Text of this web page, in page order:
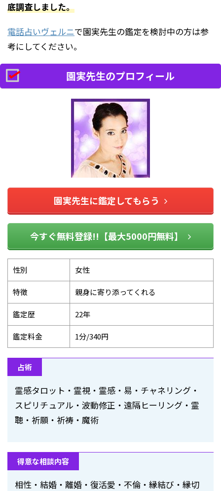
底調査しました。
電話占いヴェルニで園実先生の鑑定を検討中の方は参
考にしてください。
園実先生のプロフィール
園実先生に鑑定してもらう
今すぐ無料登録!!【最大5000円無料】
性別 女性
特徴 親身に寄り添ってくれる
鑑定歴 22年
鑑定料金 1分/340円
占術
霊感タロット・霊視・霊感・易・チャネリング・
スピリチュアル・波動修正・遠隔ヒーリング・霊
聴・祈願・祈祷・魔術
得意な相談内容
相性・結婚・離婚・復活愛・不倫・縁結び・縁切